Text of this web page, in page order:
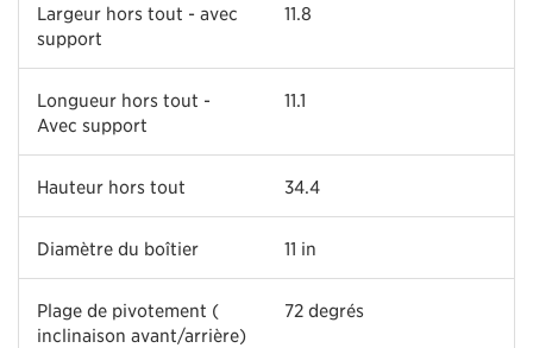
Largeur hors tout - avec
support
11.8
Longueur hors tout -
Avec support
11.1
Hauteur hors tout 34.4
Diamètre du boîtier 11 in
Plage de pivotement (
inclinaison avant/arrière)
72 degrés